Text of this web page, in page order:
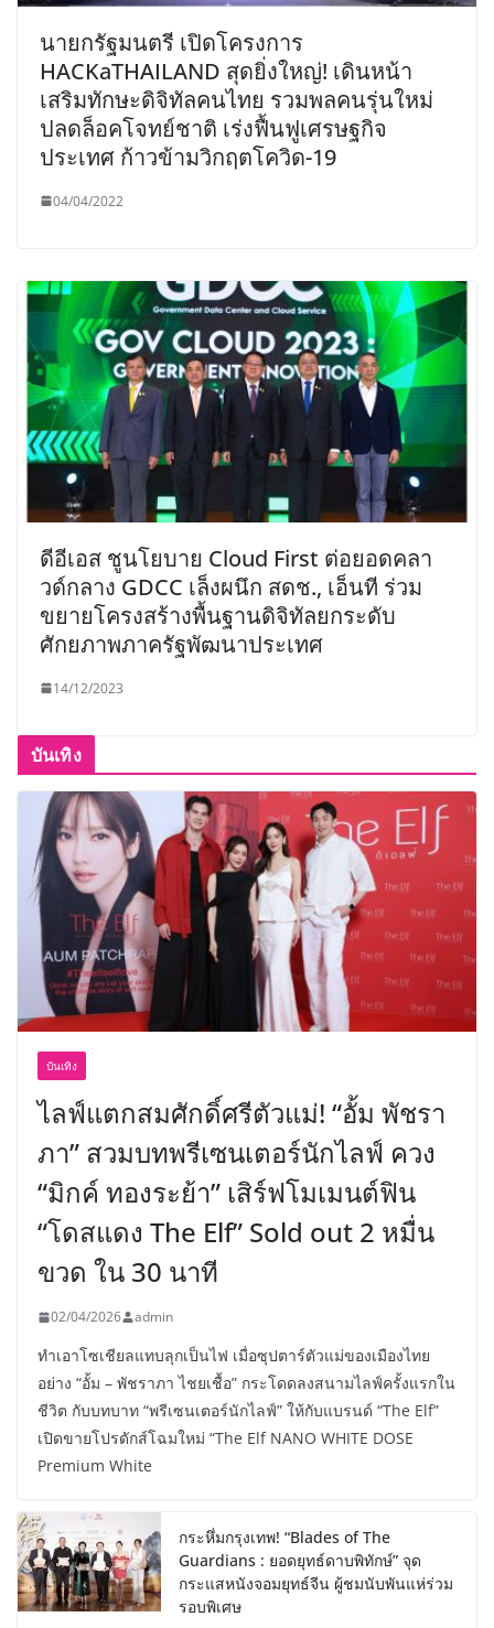
นายกรัฐมนตรี เปิดโครงการ
HACKaTHAILAND สุดยิ่งใหญ่! เดินหน้า
เสริมทักษะดิจิทัลคนไทย รวมพลคนรุ่นใหม่
ปลดล็อคโจทย์ชาติ เร่งฟื้นฟูเศรษฐกิจ
ประเทศ ก้าวข้ามวิกฤตโควิด-19
04/04/2022
ดีอีเอส ชูนโยบาย Cloud First ต่อยอดคลา
วด์กลาง GDCC เล็งผนึก สดช., เอ็นที ร่วม
ขยายโครงสร้างพื้นฐานดิจิทัลยกระดับ
ศักยภาพภาครัฐพัฒนาประเทศ
14/12/2023
บันเทิง
บันเทิง
ไลฟ์แตกสมศักดิ์ศรีตัวแม่! “อั้ม พัชรา
ภา” สวมบทพรีเซนเตอร์นักไลฟ์ ควง
“มิกค์ ทองระย้า” เสิร์ฟโมเมนต์ฟิน
“โดสแดง The Elf” Sold out 2 หมื่น
ขวด ใน 30 นาที
02/04/2026 admin
ทำเอาโซเชียลแทบลุกเป็นไฟ เมื่อซุปตาร์ตัวแม่ของเมืองไทย
อย่าง “อั้ม – พัชราภา ไชยเชื้อ” กระโดดลงสนามไลฟ์ครั้งแรกใน
ชีวิต กับบทบาท “พรีเซนเตอร์นักไลฟ์” ให้กับแบรนด์ “The Elf”
เปิดขายโปรดักส์โฉมใหม่ “The Elf NANO WHITE DOSE
Premium White
กระหึ่มกรุงเทพ! “Blades of The
Guardians : ยอดยุทธ์ดาบพิทักษ์” จุด
กระแสหนังจอมยุทธ์จีน ผู้ชมนับพันแห่ร่วม
รอบพิเศษ